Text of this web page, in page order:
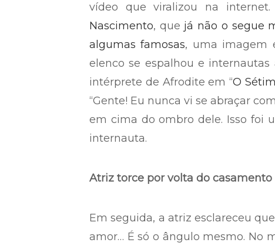
vídeo que viralizou na internet.
Nascimento, que já não o segue
algumas famosas, uma imagem
elenco se espalhou e
intérprete de Afrodite em “O
“Gente! Eu nunca vi se abraçar
em cima do ombro dele. Isso foi
internauta.
Atriz torce por volta do
Em seguida, a atriz esclareceu
amor… É só o ângulo mesmo. No